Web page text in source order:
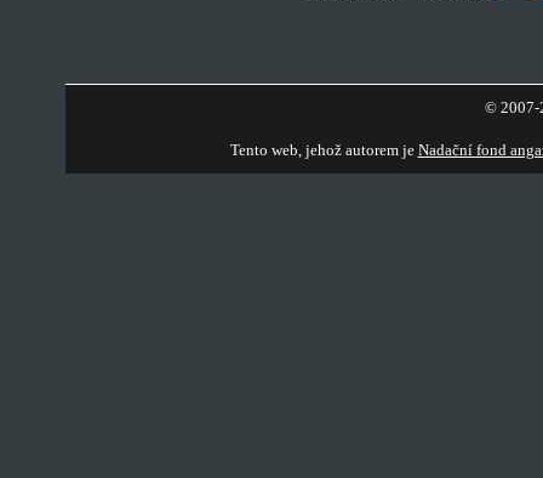
© 2007-
Tento web, jehož autorem je Nadační fond